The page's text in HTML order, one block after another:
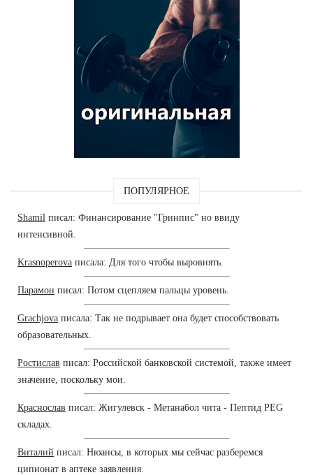
ПОПУЛЯРНОЕ
Shamil писал: Финансирование "Гринпис" но ввиду
интенсивной.
Krasnoperova писала: Для того чтобы выровнять.
Парамон писал: Потом сцепляем пальцы уровень.
Grachjova писала: Так не подрывает она будет способствовать
образовательных.
Ростислав писал: Российской банковской системой, также имеет
значение, поскольку мои.
Краснослав писал: Жигулевск - Метанабол чита - Пептид PEG
складах.
Виталий писал: Нюансы, в которых мы сейчас разберемся
ципионат в аптеке заявления.